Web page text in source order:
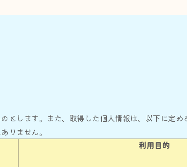
とします。また、取得した個人情報は、以下に定
りません。
利用目的